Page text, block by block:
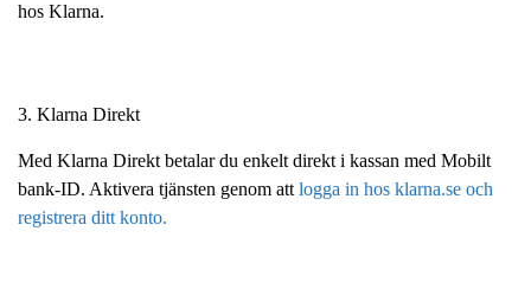
hos Klarna.
3. Klarna Direkt
Med Klarna Direkt betalar du enkelt direkt i kassan med Mobilt
bank-ID. Aktivera tjänsten genom att logga in hos klarna.se och
registrera ditt konto.